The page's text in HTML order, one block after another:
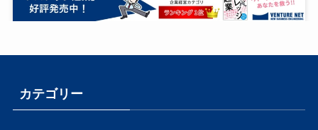
カテゴリー